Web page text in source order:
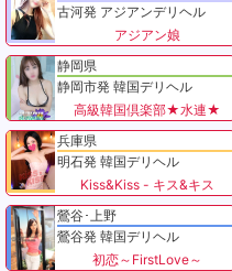
古河発 アジアンデリヘル
アジアン娘
静岡県
静岡市発 韓国デリヘル
高級韓国倶楽部★水連★
兵庫県
明石発 韓国デリヘル
Kiss&Kiss - キス&キス
鶯谷･上野
鶯谷発 韓国デリヘル
初恋～FirstLove～